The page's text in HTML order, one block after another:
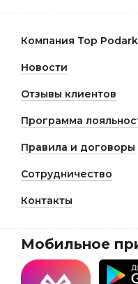
Компания Top
Новости
Отзывы клиентов
Программа
Правила и договоры
Сотрудничество
Контакты
Мобильное